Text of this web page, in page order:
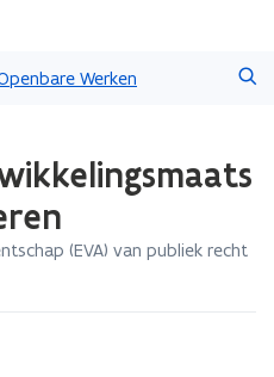
en
naar
gaan
Werken
(EVA) van publiek recht